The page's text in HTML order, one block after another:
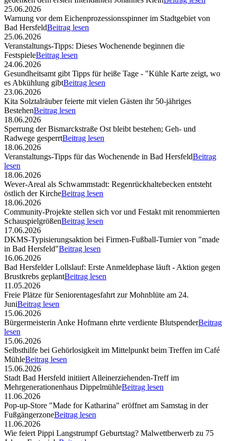
25.06.2026
Warnung vor dem Eichenprozessionsspinner im Stadtgebiet von
Bad HersfeldBeitrag lesen
25.06.2026
Veranstaltungs-Tipps: Dieses Wochenende beginnen die
FestspieleBeitrag lesen
24.06.2026
Gesundheitsamt gibt Tipps für heiße Tage - "Kühle Karte zeigt, wo
es Abkühlung gibtBeitrag lesen
23.06.2026
Kita Solztalräuber feierte mit vielen Gästen ihr 50-jähriges
BestehenBeitrag lesen
18.06.2026
Sperrung der Bismarckstraße Ost bleibt bestehen; Geh- und
Radwege gesperrtBeitrag lesen
18.06.2026
Veranstaltungs-Tipps für das Wochenende in Bad HersfeldBeitrag
lesen
18.06.2026
Wever-Areal als Schwammstadt: Regenrückhaltebecken entsteht
östlich der KircheBeitrag lesen
18.06.2026
Community-Projekte stellen sich vor und Festakt mit renommierten
SchauspielgrößenBeitrag lesen
17.06.2026
DKMS-Typisierungsaktion bei Firmen-Fußball-Turnier von "made
in Bad Hersfeld"Beitrag lesen
16.06.2026
Bad Hersfelder Lollslauf: Erste Anmeldephase läuft - Aktion gegen
Brustkrebs geplantBeitrag lesen
11.05.2026
Freie Plätze für Seniorentagesfahrt zur Mohnblüte am 24.
JuniBeitrag lesen
15.06.2026
Bürgermeisterin Anke Hofmann ehrte verdiente BlutspenderBeitrag
lesen
15.06.2026
Selbsthilfe bei Gehörlosigkeit im Mittelpunkt beim Treffen im Café
MühleBeitrag lesen
15.06.2026
Stadt Bad Hersfeld initiiert Alleinerziehenden-Treff im
Mehrgenerationenhaus DippelmühleBeitrag lesen
11.06.2026
Pop-up-Store "Made for Katharina" eröffnet am Samstag in der
FußgängerzoneBeitrag lesen
11.06.2026
Wie feiert Pippi Langstrumpf Geburtstag? Malwettberwerb zu 75